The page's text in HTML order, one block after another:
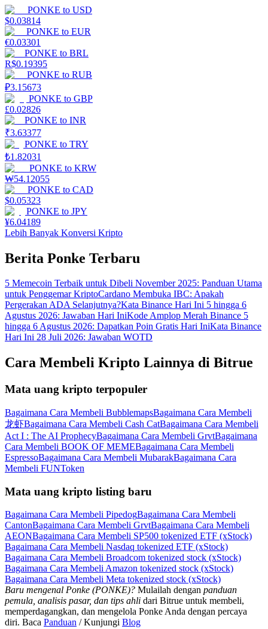
PONKE to USD
$0.03814
PONKE to EUR
€0.03301
PONKE to BRL
R$0.19395
PONKE to RUB
₽3.15673
PONKE to GBP
£0.02826
PONKE to INR
₹3.63377
PONKE to TRY
₺1.82031
PONKE to KRW
₩54.12055
PONKE to CAD
$0.05323
PONKE to JPY
¥6.04189
Lebih Banyak Konversi Kripto
Berita Ponke Terbaru
5 Memecoin Terbaik untuk Dibeli November 2025: Panduan Utama
untuk Penggemar KriptoCardano Membuka IBC: Apakah
Pergerakan ADA Selanjutnya?Kata Binance Hari Ini 5 hingga 6
Agustus 2026: Jawaban Hari IniKode Amplop Merah Binance 5
hingga 6 Agustus 2026: Dapatkan Poin Gratis Hari IniKata Binance
Hari Ini 28 Juli 2026: Jawaban WOTD
Cara Membeli Kripto Lainnya di Bitrue
Mata uang kripto terpopuler
Bagaimana Cara Membeli BubblemapsBagaimana Cara Membeli
龙虾Bagaimana Cara Membeli Cash CatBagaimana Cara Membeli
Act I : The AI ProphecyBagaimana Cara Membeli GrvtBagaimana
Cara Membeli BOOK OF MEMEBagaimana Cara Membeli
EspressoBagaimana Cara Membeli MubarakBagaimana Cara
Membeli FUNToken
Mata uang kripto listing baru
Bagaimana Cara Membeli PipedogBagaimana Cara Membeli
CantonBagaimana Cara Membeli GrvtBagaimana Cara Membeli
AEONBagaimana Cara Membeli SP500 tokenized ETF (xStock)
Bagaimana Cara Membeli Nasdaq tokenized ETF (xStock)
Bagaimana Cara Membeli Broadcom tokenized stock (xStock)
Bagaimana Cara Membeli Amazon tokenized stock (xStock)
Bagaimana Cara Membeli Meta tokenized stock (xStock)
Baru mengenal Ponke (PONKE)? Mulailah dengan panduan
pemula, analisis pasar, dan tips ahli dari Bitrue untuk membeli,
memperdagangkan, dan mengelola Ponke Anda dengan percaya
diri. Baca Panduan / Kunjungi Blog